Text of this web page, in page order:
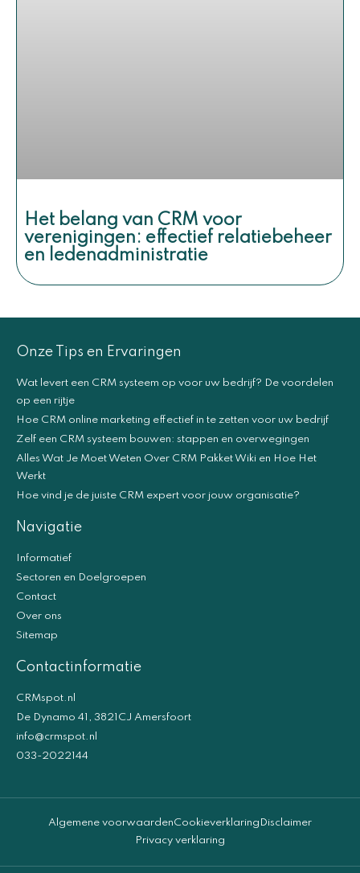
Het belang van CRM voor
verenigingen: effectief relatiebeheer
en ledenadministratie
Onze Tips en Ervaringen
Wat levert een CRM systeem op voor uw bedrijf? De voordelen
op een rijtje
Hoe CRM online marketing effectief in te zetten voor uw bedrijf
Zelf een CRM systeem bouwen: stappen en overwegingen
Alles Wat Je Moet Weten Over CRM Pakket Wiki en Hoe Het
Werkt
Hoe vind je de juiste CRM expert voor jouw organisatie?
Navigatie
Informatief
Sectoren en Doelgroepen
Contact
Over ons
Sitemap
Contactinformatie
CRMspot.nl
De Dynamo 41, 3821CJ Amersfoort
info@crmspot.nl
033-2022144
Algemene voorwaardenCookieverklaring Disclaimer
Privacy verklaring